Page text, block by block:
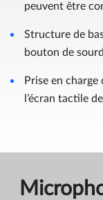
peuvent être
Structure de
bouton de
Prise en
l’écran tactile